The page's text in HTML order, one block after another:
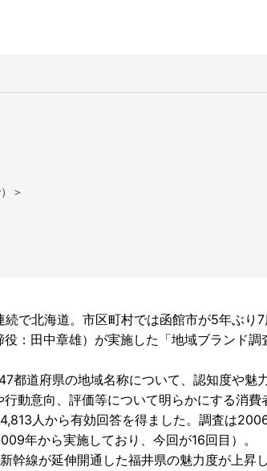
＞
で北海道。市区町村では函館市が5年ぶ
：田中章雄）が実施した「地域ブランド
都道府県の地域名称について、認知度や魅
動意向、評価等について明らかにする消費
人から有効回答を得ました。調査は
年から実施しており、今回が16回目）。
線が延伸開通した福井県の魅力度が上昇